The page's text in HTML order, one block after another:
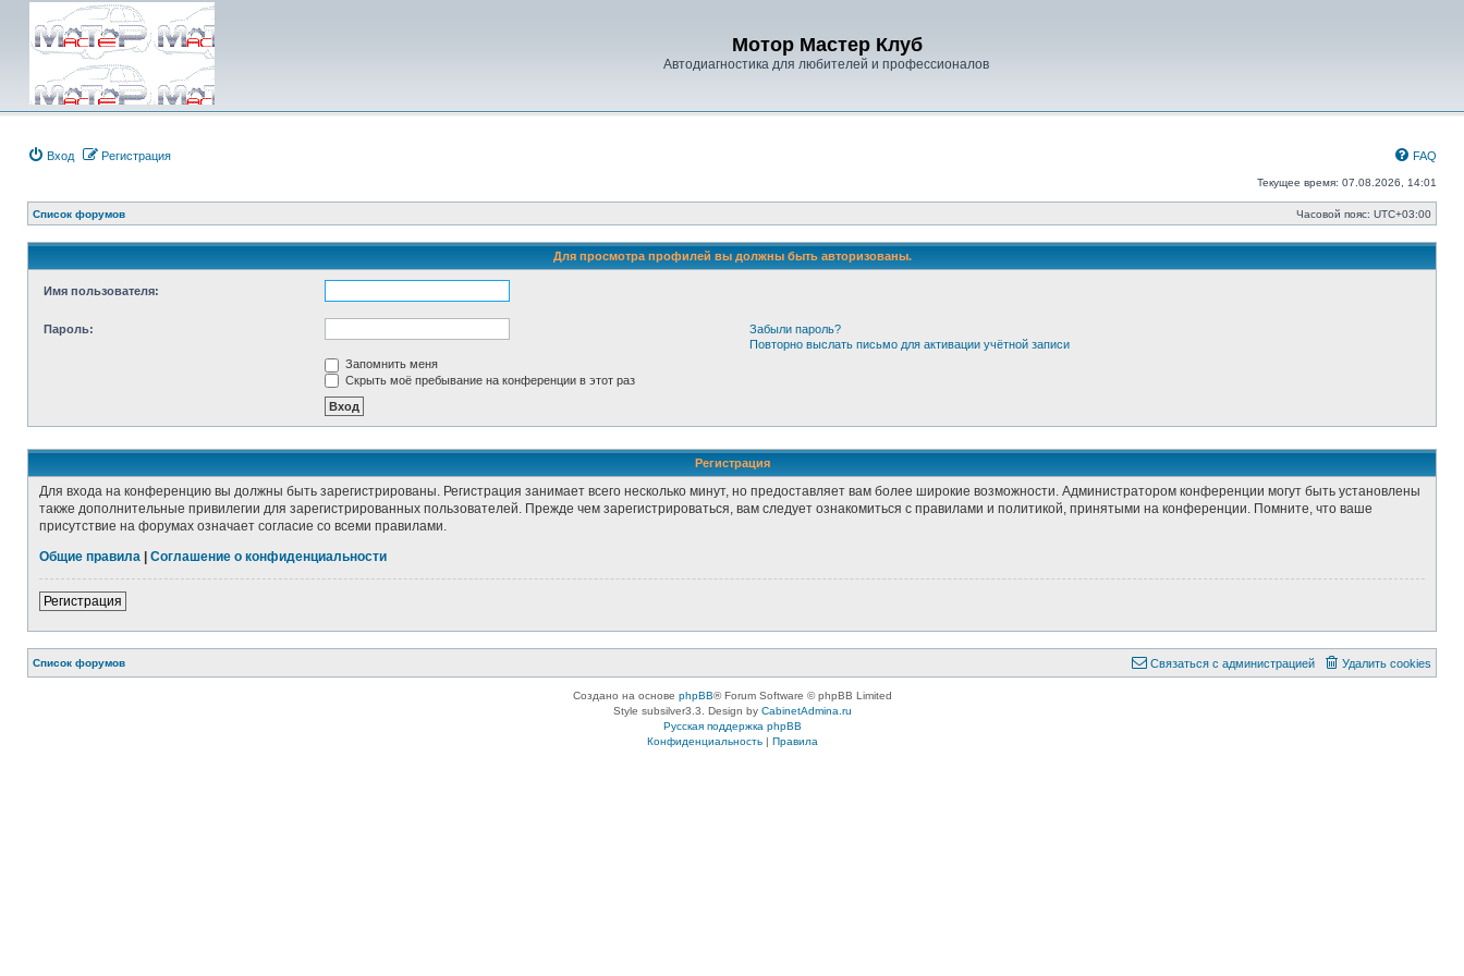
Мотор Мастер Клуб
Автодиагностика для любителей и профессионалов
Вход Регистрация FAQ
Текущее время: 07.08.2026, 14:01
Список форумов Часовой пояс: UTC+03:00
Для просмотра профилей вы должны быть авторизованы.
Имя пользователя:
Пароль:
Забыли пароль?
Повторно выслать письмо для активации учётной записи
Запомнить меня
Скрыть моё пребывание на конференции в этот раз
Регистрация
Для входа на конференцию вы должны быть зарегистрированы. Регистрация занимает всего несколько минут, но предоставляет вам более широкие возможности. Администратором конференции могут быть установлены
также дополнительные привилегии для зарегистрированных пользователей. Прежде чем зарегистрироваться, вам следует ознакомиться с правилами и политикой, принятыми на конференции. Помните, что ваше
присутствие на форумах означает согласие со всеми правилами.
Общие правила
Соглашение о конфиденциальности
Регистрация
Список форумов Удалить cookies
Связаться с администрацией
Создано на основе phpBB® Forum Software © phpBB Limited
Style subsilver3.3. Design by CabinetAdmina.ru
Русская поддержка phpBB
Конфиденциальность| Правила